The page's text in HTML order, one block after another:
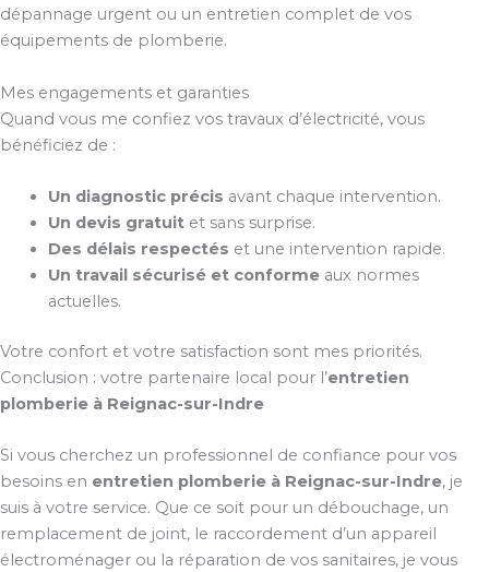
dépannage urgent ou un entretien complet de vos
équipements de plomberie.
Mes engagements et garanties
Quand vous me confiez vos travaux d’électricité, vous
bénéficiez de :
Un diagnostic précis avant chaque intervention.
Un devis gratuitet sans surprise.
Des délais respectés et une intervention rapide.
Un travail sécurisé et conformeaux normes
actuelles.
Votre confort et votre satisfaction sont mes priorités.
Conclusion : votre partenaire local pour l’entretien
plomberie à Reignac-sur-Indre
Si vous cherchez un professionnel de confiance pour vos
besoins en entretien plomberie à Reignac-sur-Indre, je
suis à votre service. Que ce soit pour un débouchage, un
remplacement de joint, le raccordement d’un appareil
électroménager ou la réparation de vos sanitaires, je vous